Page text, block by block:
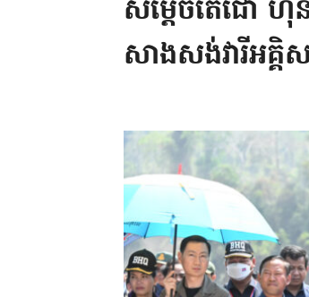
សម្តេចតេជោ ហ៊ុ
សាងសង់វារីអគ្